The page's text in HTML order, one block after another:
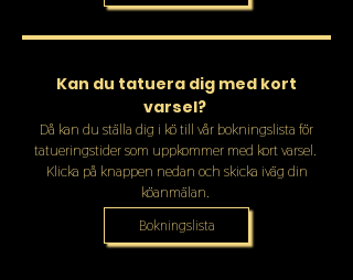
Kan du tatuera dig med kort
varsel?
Då kan du ställa dig i kö till vår bokningslista för
tatueringstider som uppkommer med kort varsel.
Klicka på knappen nedan och skicka iväg din
köanmälan.
Bokningslista